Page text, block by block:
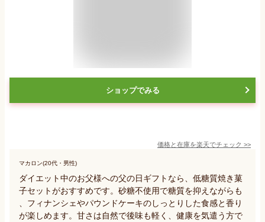
ショップでみる
価格と在庫を楽天でチェック >>
マカロン(20代・男性)
ダイエット中のお父様への父の日ギフトなら、低糖質焼き菓
子セットがおすすめです。砂糖不使用で糖質を抑えながらも
、フィナンシェやパウンドケーキのしっとりした食感と香り
が楽しめます。甘さは自然で後味も軽く、健康を気遣う方で